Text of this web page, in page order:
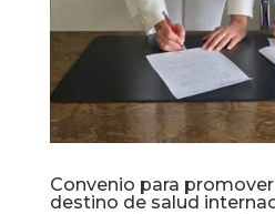
Convenio para
destino de salud